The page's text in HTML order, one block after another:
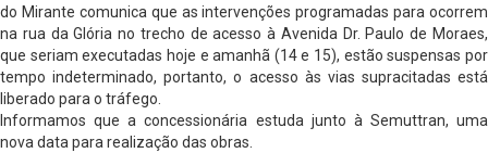
do Mirante comunica que as intervenções programadas para ocorrem
na rua da Glória no trecho de acesso à Avenida Dr. Paulo de Moraes,
que seriam executadas hoje e amanhã (14 e 15), estão suspensas por
tempo indeterminado, portanto, o acesso às vias supracitadas está
liberado para o tráfego.
Informamos que a concessionária estuda junto à Semuttran, uma
nova data para realização das obras.